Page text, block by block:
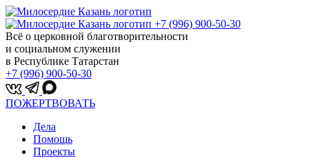
+7 (996) 900-50-30
Всё о церковной благотворительности
и социальном служении
в Республике Татарстан
+7 (996) 900-50-30
ПОЖЕРТВОВАТЬ
Дела
Помощь
Проекты